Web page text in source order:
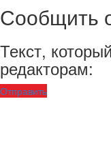
Сообщить
Текст,
редакторам:
Отправить